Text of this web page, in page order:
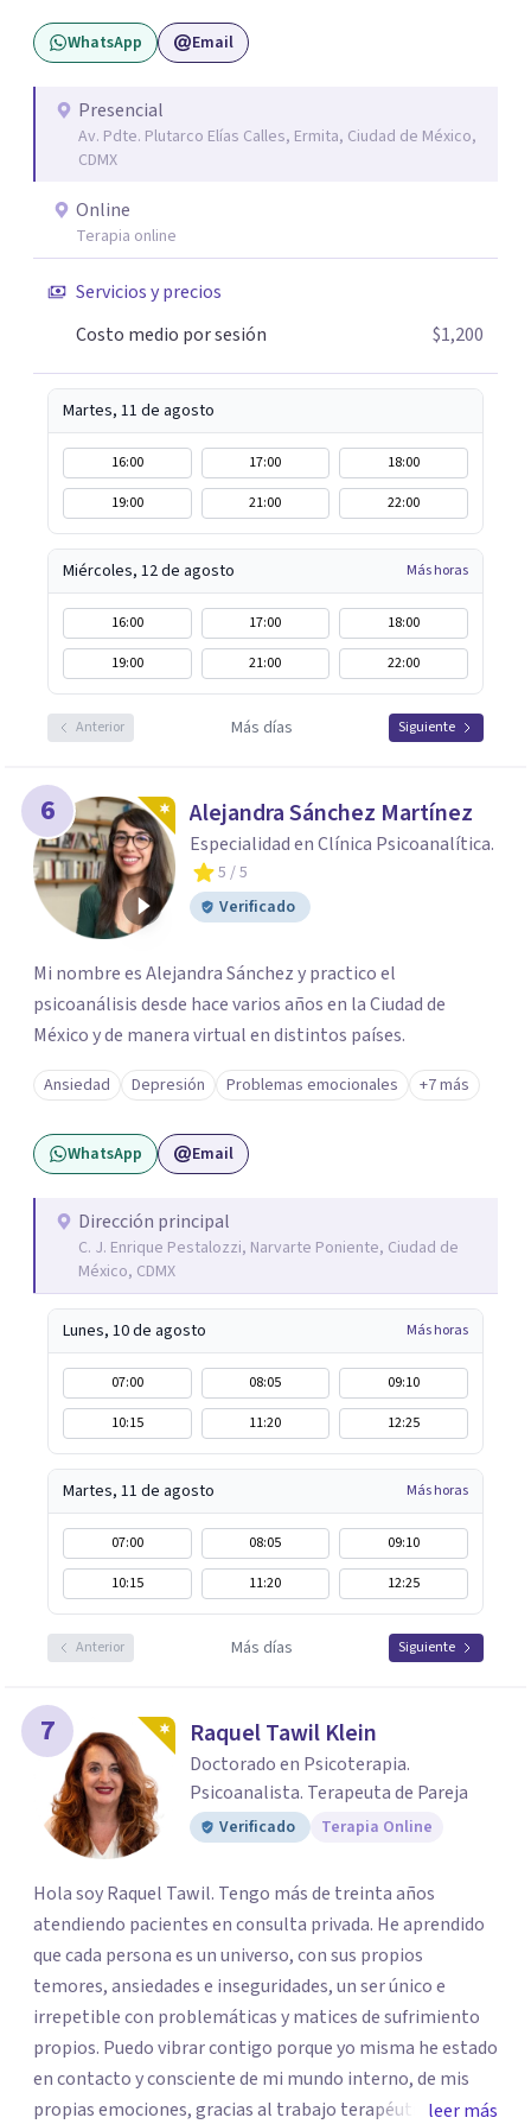
WhatsApp Email
Presencial
Av. Pdte. Plutarco Elías Calles, Ermita, Ciudad de México,
CDMX
Online
Terapia online
Servicios y precios
Costo medio por sesión
$1,200
Martes, 11 de agosto
16:00 17:00
18:00
19:00
21:00 22:00
Miércoles, 12 de agosto Más horas
16:00 17:00
18:00
19:00
21:00 22:00
Anterior Más días Siguiente
6 Alejandra Sánchez Martínez
Especialidad en Clínica Psicoanalítica.
5 / 5
Verificado
Mi nombre es Alejandra Sánchez y practico el
psicoanálisis desde hace varios años en la Ciudad de
México y de manera virtual en distintos países.
Ansiedad Depresión Problemas emocionales +7 más
WhatsApp Email
Dirección principal
C. J. Enrique Pestalozzi, Narvarte Poniente, Ciudad de
México, CDMX
Lunes, 10 de agosto Más horas
07:00 08:05
09:10
10:15
11:20 12:25
Martes, 11 de agosto Más horas
07:00 08:05
09:10
10:15
11:20 12:25
Anterior Más días Siguiente
7 Raquel Tawil Klein
Doctorado en Psicoterapia.
Psicoanalista. Terapeuta de Pareja
Verificado Terapia Online
Hola soy Raquel Tawil. Tengo más de treinta años
atendiendo pacientes en consulta privada. He aprendido
que cada persona es un universo, con sus propios
temores, ansiedades e inseguridades, un ser único e
irrepetible con problemáticas y matices de sufrimiento
propios. Puedo vibrar contigo porque yo misma he estado
en contacto y consciente de mi mundo interno, de mis
propias emociones, gracias al trabajo terapéutico que he
leer más